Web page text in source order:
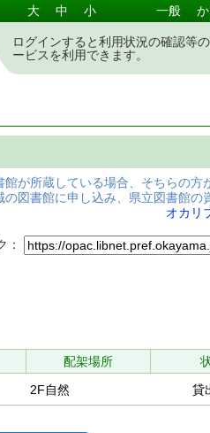
大 中 小 一般
ログインすると利用状況の確認等
ービスを利用できます。
館が所蔵している場合、そちらの方
の図書館に申し込み、県立図書館の
オカリ
：
配架場所
2F自然 貸